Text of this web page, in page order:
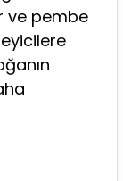
ve pembe